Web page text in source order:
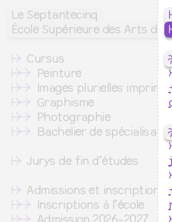
Le Septantecinq
École Supérieure des Arts de
↦ Cursus
↦⇒ Peinture
↦⇒ Images plurielles
↦⇒ Graphisme
↦⇒ Photographie
↦⇒ Bachelier de
↦ Jurys de fin d’études
↦ Admissions et inscription
↦⇒ Inscriptions à l’école
↦⇒ Admission 2026-2027